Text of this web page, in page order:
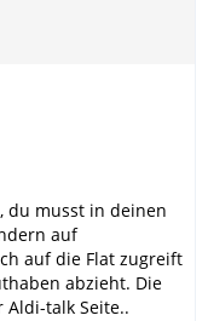
du musst in deinen
auf
auf die Flat zugreift
abzieht. Die
talk Seite..